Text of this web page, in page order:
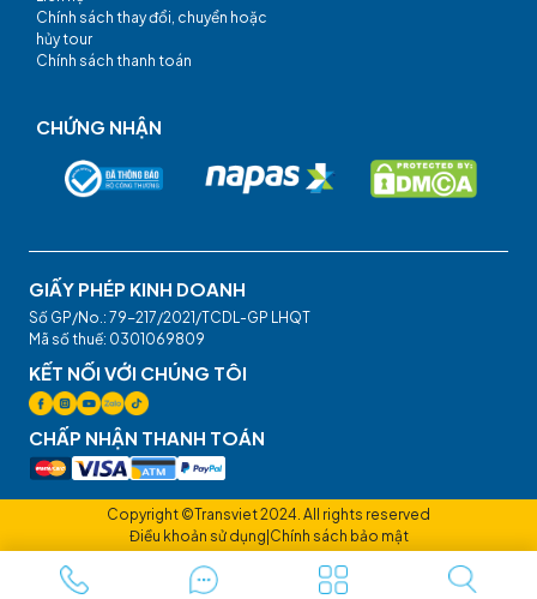
Chính sách thay đổi, chuyển hoặc
hủy tour
Chính sách thanh toán
CHỨNG NHẬN
GIẤY PHÉP KINH DOANH
Số GP/No.: 79-217/2021/TCDL-GP LHQT
Mã số thuế: 0301069809
KẾT NỐI VỚI CHÚNG TÔI
CHẤP NHẬN THANH TOÁN
Copyright ©Transviet 2024. All rights reserved
Điều khoản sử dụng|Chính sách bảo mật